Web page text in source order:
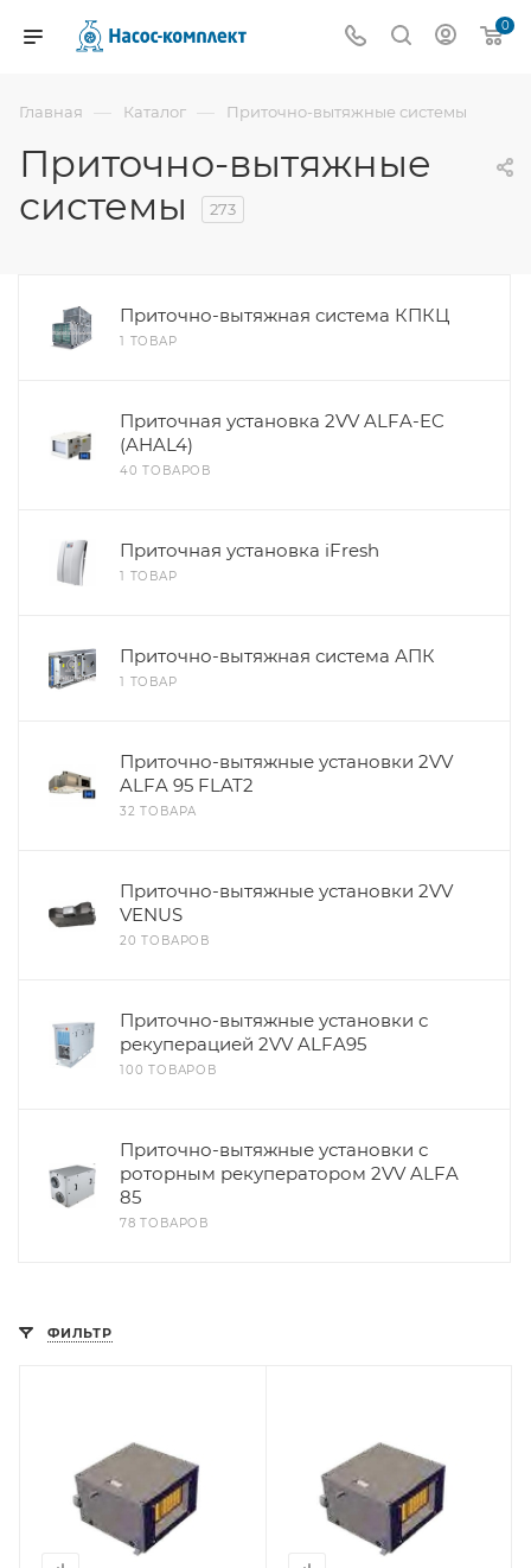
0
Главная — Каталог — Приточно-вытяжные системы
Приточно-вытяжные
системы
273
Приточно-вытяжная система КПКЦ
1 ТОВАР
Приточная установка 2VV ALFA-EC
(AHAL4)
40 ТОВАРОВ
Приточная установка iFresh
1 ТОВАР
Приточно-вытяжная система АПК
1 ТОВАР
Приточно-вытяжные установки 2VV
ALFA 95 FLAT2
32 ТОВАРА
Приточно-вытяжные установки 2VV
VENUS
20 ТОВАРОВ
Приточно-вытяжные установки с
рекуперацией 2VV ALFA95
100 ТОВАРОВ
Приточно-вытяжные установки с
роторным рекуператором 2VV ALFA
85
78 ТОВАРОВ
ФИЛЬТР